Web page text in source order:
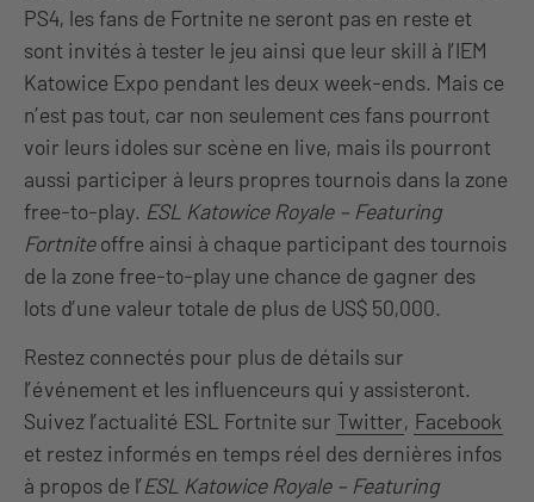
PS4, les fans de Fortnite ne seront pas en reste et
sont invités à tester le jeu ainsi que leur skill à l’IEM
Katowice Expo pendant les deux week-ends. Mais ce
n’est pas tout, car non seulement ces fans pourront
voir leurs idoles sur scène en live, mais ils pourront
aussi participer à leurs propres tournois dans la zone
free-to-play. ESL Katowice Royale – Featuring
Fortniteoffre ainsi à chaque participant des tournois
de la zone free-to-play une chance de gagner des
lots d’une valeur totale de plus de US$ 50,000.
Restez connectés pour plus de détails sur
l’événement et les influenceurs qui y assisteront.
Suivez l’actualité ESL Fortnite sur Twitter, Facebook
et restez informés en temps réel des dernières infos
à propos de l’ESL Katowice Royale – Featuring